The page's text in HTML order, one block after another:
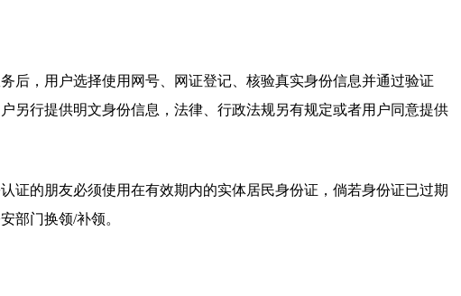
后，用户选择使用网号、网证登记、核验真实身份信息并通过验证
另行提供明文身份信息，法律、行政法规另有规定或者用户同意提供
证的朋友必须使用在有效期内的实体居民身份证，倘若身份证已过期
部门换领/补领。